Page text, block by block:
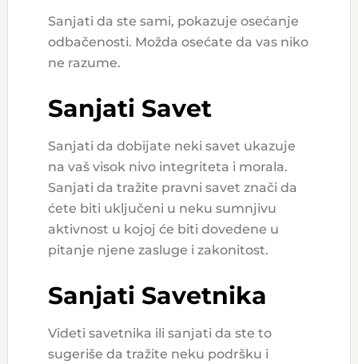
Sanjati da ste sami, pokazuje osećanje
odbačenosti. Možda osećate da vas niko
ne razume.
Sanjati Savet
Sanjati da dobijate neki savet ukazuje
na vaš visok nivo integriteta i morala.
Sanjati da tražite pravni savet znači da
ćete biti uključeni u neku sumnjivu
aktivnost u kojoj će biti dovedene u
pitanje njene zasluge i zakonitost.
Sanjati Savetnika
Videti savetnika ili sanjati da ste to
sugeriše da tražite neku podršku i